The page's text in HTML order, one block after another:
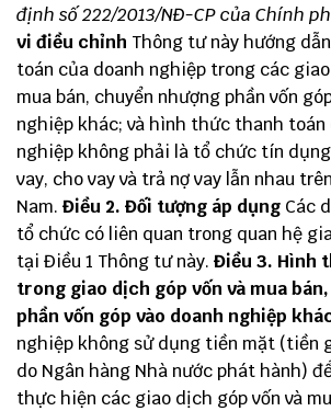
định số 222/2013/NĐ-CP của Chính
vi điều chỉnh Thông tư này hướng
toán của doanh nghiệp trong các
mua bán, chuyển nhượng phần vốn
nghiệp khác; và hình thức thanh toán
nghiệp không phải là tổ chức tín
vay, cho vay và trả nợ vay lẫn nhau
Nam. Điều 2. Đối tượng áp dụng Các
tổ chức có liên quan trong quan hệ
tại Điều 1 Thông tư này. Điều 3. Hình
trong giao dịch góp vốn và mua
phần vốn góp vào doanh nghiệp
nghiệp không sử dụng tiền mặt (tiền
do Ngân hàng Nhà nước phát hành)
thực hiện các giao dịch góp vốn và